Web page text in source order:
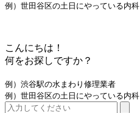
例）世田谷区の土日にやっている内科
こんにちは！
何をお探しですか？
例）渋谷駅の水まわり修理業者
例）世田谷区の土日にやっている内科